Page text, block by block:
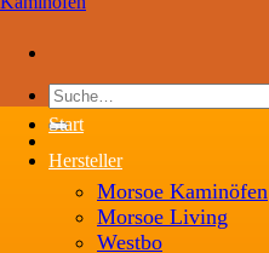
Suche
nach:
Start
Hersteller
Morsoe Kaminöfen
Morsoe Living
Westbo